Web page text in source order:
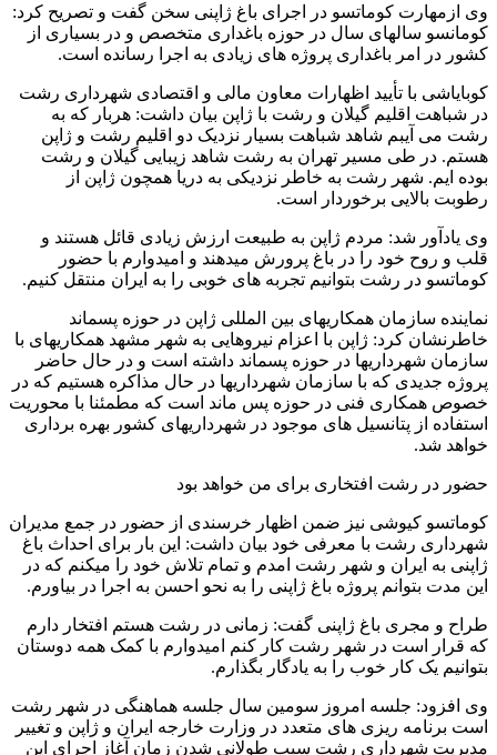
وی ازمهارت کوماتسو در اجرای باغ ژاپنی سخن گفت و تصریح کرد:
کومانسو سالهای سال در حوزه باغداری متخصص و در بسیاری از
کشور در امر باغداری پروژه های زیادی به اجرا رسانده است.
کوبایاشی با تأیید اظهارات معاون مالی و اقتصادی شهرداری رشت
در شباهت اقلیم گیلان و رشت با ژاپن بیان داشت: هربار که به
رشت می آیبم شاهد شباهت بسیار نزدیک دو اقلیم رشت و ژاپن
هستم. در طی مسیر تهران به رشت شاهد زیبایی گیلان و رشت
بوده ایم. شهر رشت به خاطر نزدیکی به دریا همچون ژاپن از
رطوبت بالایی برخوردار است.
وی یادآور شد: مردم ژاپن به طبیعت ارزش زیادی قائل هستند و
قلب و روح خود را در باغ پرورش میدهند و امیدوارم با حضور
کوماتسو در رشت بتوانیم تجربه های خوبی را به ایران منتقل کنیم.
نماینده سازمان همکاریهای بین المللی ژاپن در حوزه پسماند
خاطرنشان کرد: ژاپن با اعزام نیروهایی به شهر مشهد همکاریهای با
سازمان شهرداریها در حوزه پسماند داشته است و در حال حاضر
پروژه جدیدی که با سازمان شهرداریها در حال مذاکره هستیم که در
خصوص همکاری فنی در حوزه پس ماند است که مطمئنا با محوریت
استفاده از پتانسیل های موجود در شهرداریهای کشور بهره برداری
خواهد شد.
حضور در رشت افتخاری برای من خواهد بود
کوماتسو کیوشی نیز ضمن اظهار خرسندی از حضور در جمع مدیران
شهرداری رشت با معرفی خود بیان داشت: این بار برای احداث باغ
ژاپنی به ایران و شهر رشت امدم و تمام تلاش خود را میکنم که در
این مدت بتوانم پروژه باغ ژاپنی را به نحو احسن به اجرا در بیاورم.
طراح و مجری باغ ژاپنی گفت: زمانی در رشت هستم افتخار دارم
که قرار است در شهر رشت کار کنم امیدوارم با کمک همه دوستان
بتوانیم یک کار خوب را به یادگار بگذارم.
وی افزود: جلسه امروز سومین سال جلسه هماهنگی در شهر رشت
است برنامه ریزی های متعدد در وزارت خارجه ایران و ژاپن و تغییر
مدیریت شهرداری رشت سبب طولانی شدن زمان آغاز اجرای این